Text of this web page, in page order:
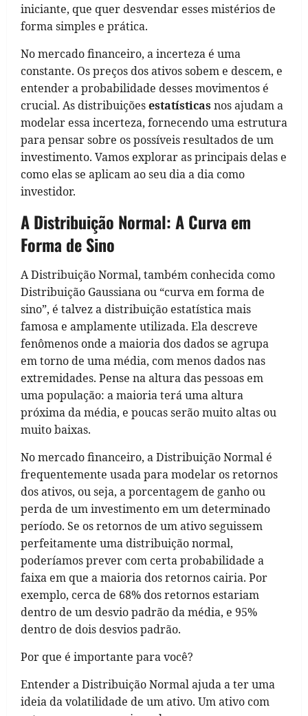
iniciante, que quer desvendar esses mistérios de
forma simples e prática.
No mercado financeiro, a incerteza é uma
constante. Os preços dos ativos sobem e descem, e
entender a probabilidade desses movimentos é
crucial. As distribuiçõesestatísticas nos ajudam a
modelar essa incerteza, fornecendo uma estrutura
para pensar sobre os possíveis resultados de um
investimento. Vamos explorar as principais delas e
como elas se aplicam ao seu dia a dia como
investidor.
A Distribuição Normal: A Curva em
Forma de Sino
A Distribuição Normal, também conhecida como
Distribuição Gaussiana ou “curva em forma de
sino”, é talvez a distribuição estatística mais
famosa e amplamente utilizada. Ela descreve
fenômenos onde a maioria dos dados se agrupa
em torno de uma média, com menos dados nas
extremidades. Pense na altura das pessoas em
uma população: a maioria terá uma altura
próxima da média, e poucas serão muito altas ou
muito baixas.
No mercado financeiro, a Distribuição Normal é
frequentemente usada para modelar os retornos
dos ativos, ou seja, a porcentagem de ganho ou
perda de um investimento em um determinado
período. Se os retornos de um ativo seguissem
perfeitamente uma distribuição normal,
poderíamos prever com certa probabilidade a
faixa em que a maioria dos retornos cairia. Por
exemplo, cerca de 68% dos retornos estariam
dentro de um desvio padrão da média, e 95%
dentro de dois desvios padrão.
Por que é importante para você?
Entender a Distribuição Normal ajuda a ter uma
ideia da volatilidade de um ativo. Um ativo com